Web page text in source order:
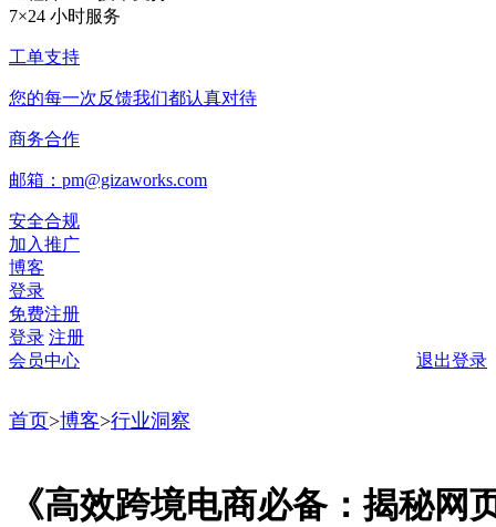
7×24 小时服务
工单支持
您的每一次反馈我们都认真对待
商务合作
邮箱：pm@gizaworks.com
安全合规
加入推广
博客
登录
免费注册
登录 注册
会员中心
退出登录
首页>博客>行业洞察
《高效跨境电商必备：揭秘网